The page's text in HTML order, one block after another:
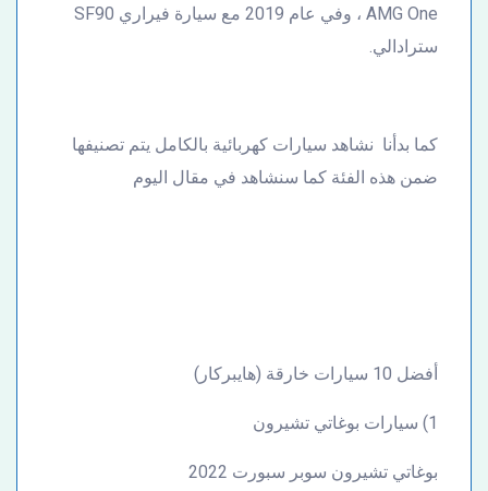
AMG One ، وفي عام 2019 مع سيارة فيراري SF90
سترادالي.
كما بدأنا نشاهد سيارات كهربائية بالكامل يتم تصنيفها
ضمن هذه الفئة كما سنشاهد في مقال اليوم
أفضل 10 سيارات خارقة (هايبركار)
1) سيارات بوغاتي تشيرون
بوغاتي تشيرون سوبر سبورت 2022